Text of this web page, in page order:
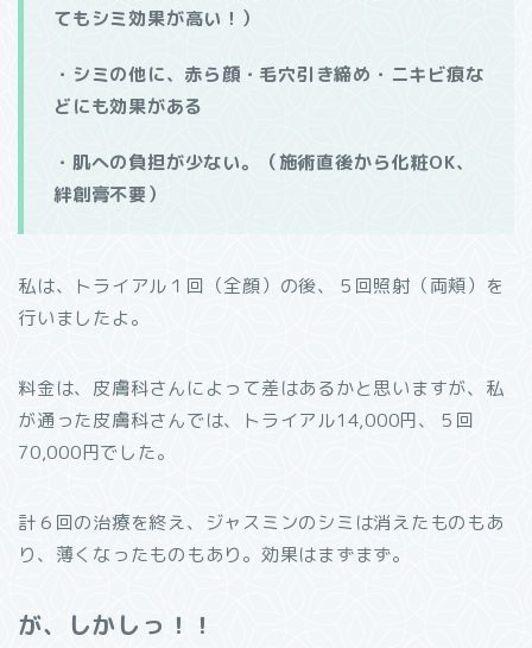
てもシミ効果が高い！）
・シミの他に、赤ら顔・毛穴引き締め・ニキビ痕な
どにも効果がある
・ 肌への負担が少ない。（施術直後から化粧OK、
絆創膏不要）
私は、トライアル１回（全顔）の後、５回照射（両頬）を
行いましたよ。
料金は、皮膚科さんによって差はあるかと思いますが、私
が通った皮膚科さんでは、トライアル14,000円、５回
70,000円でした。
計６回の治療を終え、ジャスミンのシミは消えたものもあ
り、薄くなったものもあり。効果はまずまず。
が、しかしっ！！